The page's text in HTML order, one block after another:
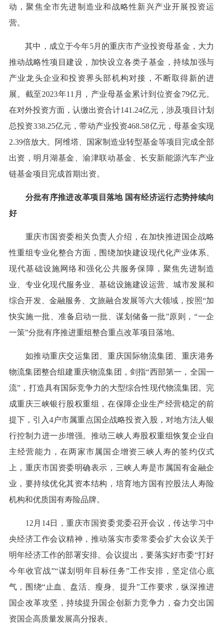
动，聚焦全市先进制造业和战略性新兴产业开展投资运
营。
其中，成立于今年5月的重庆市产业投资母基金，大力
推动战略性项目建设，加快设立各类子基金，持续加强与
产业龙头企业和投资界头部机构对接，不断取得新的进
展。截至2023年11月，产业母基金累计到位资金79亿元。
在对外投资方面，认缴出资合计141.24亿元，涉及项目计划
总投资338.25亿元，带动产业投资468.58亿元，母基金实现
2.39倍放大。阿维塔、国家制造业转型基金等项目完成全部
出资，明月湖基金、渝津联动基金、长安新能源汽车产业
链基金项目完成首期出资。
分批有序推进改革项目落地 国有经济运行态势持续向
好
重庆市国资委相关负责人介绍，在加快推进国企战略
性重组专业化整合方面，围绕加快建设现代化产业体系、
现代基础设施网络和强化公共服务保障，聚焦先进制造
业、专业化现代服务业、基础设施建设运营、城市发展和
综合开发、金融服务、文旅融合发展等六大领域，按照“加
快实施一批、准备启动一批、谋划储备一批”原则，“一企
一策”分批有序推进重组整合重点改革项目落地。
如推动重庆交运集团、重庆国际物流集团、重庆港务
物流集团整合组建重庆物流集团，剑指“西部第一，全国一
流”，打造具有国际竞争力的大型综合性现代物流集团。完
成重庆三峡银行股权重组，在保障企业生产经营稳定的前
提下，引入4户市属重点国企战略投资入股，对地方法人银
行控制力进一步增强。推动三峡人寿股权重组恢复企业自
主经营能力，在两家市属国企增资三峡人寿的签约仪式
上，重庆市国资委明确表示，三峡人寿是市属国有金融企
业，要持续优化其资本结构，培育地方国有控股法人寿险
机构和优质国有寿险品牌。
12月14日，重庆市国资委党委召开会议，传达学习中
央经济工作会议精神，推动落实市委常委会扩大会议关于
明年经济工作的部署安排。会议提出，要落实好市委“打好
今年收官战”“谋划明年目标任务”工作安排，坚定信心底
气，围绕“止血、盘活、瘦身、提升”工作要求，纵深推进
国企改革攻坚，持续提升国企创新力竞争力，奋力交出国
资国企高质量发展高分报表。